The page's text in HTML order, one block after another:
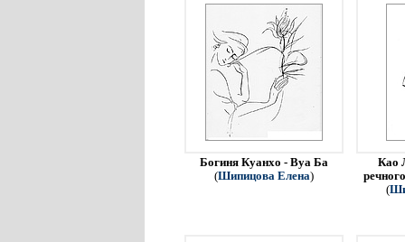
Богиня Куанхо - Вуа Ба
(Шипицова Елена)
Као
(